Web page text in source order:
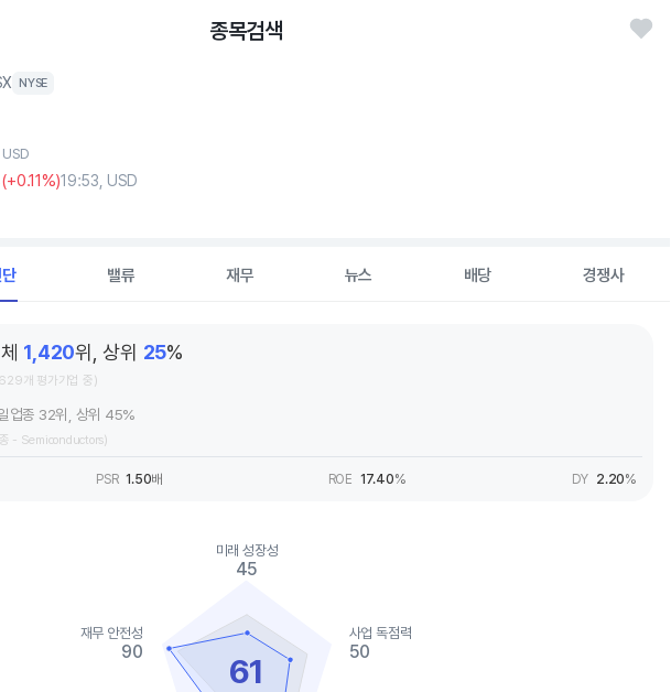
종목검색
NYSE
(+0.11%)19:53, USD
밸류 재무 뉴스 배당 경쟁사
1,420위, 상위 25%
개 평가기업 중)
업종 32위, 상위 45%
- Semiconductors)
PSR 1.50배 ROE 17.40% DY 2.20%
61
미래 성장성
45
사업 독점력
50
재무 안전성
90